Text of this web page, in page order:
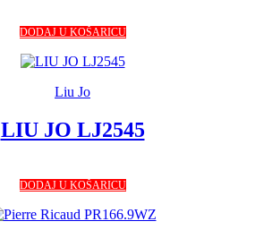
DODAJ U KOŠARICU
Liu Jo
LIU JO LJ2545
DODAJ U KOŠARICU